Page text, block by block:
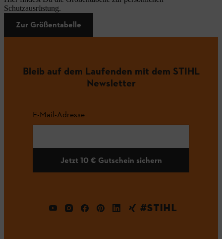
Schutzausrüstung.
Zur Größentabelle
Bleib auf dem Laufenden mit dem STIHL
Newsletter
E-Mail-Adresse
Jetzt 10 € Gutschein sichern
#STIHL